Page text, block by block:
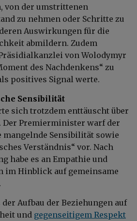
von der umstrittenen
zu nehmen oder Schritte zu
Auswirkungen für die
abmildern. Zudem
von Wolodymyr
des Nachdenkens“ zu
positives Signal werte.
Sensibilität
sich trotzdem enttäuscht über
Der Premierminister warf der
Sensibilität sowie
Verständnis“ vor. Nach
habe es an Empathie und
im Hinblick auf gemeinsame
Aufbau der Beziehungen auf
und gegenseitigem Respekt